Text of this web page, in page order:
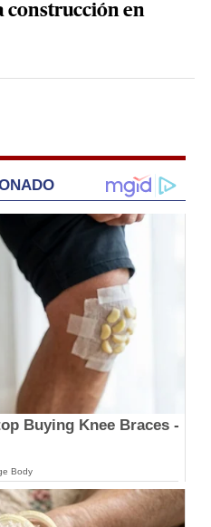
construcción en
Buying Knee Braces -
Body